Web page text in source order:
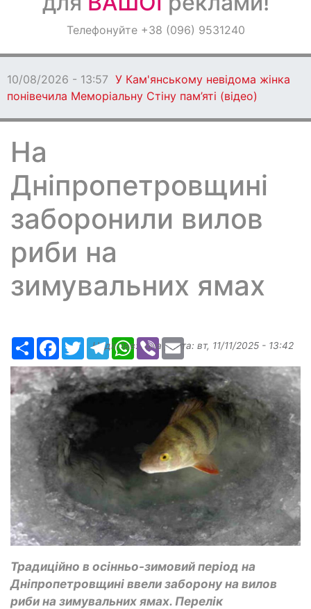
ОголошенняТелефонуйте +38 (096) 9531240
10/08/2026 - 13:57 У Кам'янському невідома жінка
понівечила Меморіальну Стіну пам’яті (відео)
На
Дніпропетровщині
заборонили вилов
риби на
зимувальних ямах
РесурсFacebook
TwitterTelegramWhatsApp
ViberEmail
Надіслав:ilona , дата: вт, 11/11/2025 - 13:42
Традиційно в осінньо-зимовий період на
Дніпропетровщині ввели заборону на вилов
рибиназимувальних ямах. Перелік